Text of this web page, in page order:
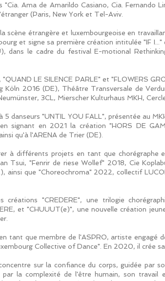
Ama de Amarildo Casiano, Cia. Fernando
(Paris, New York et Tel-Aviv.
scène étrangère et luxembourgeoise en
et signe sa première création intitulée "IF
dans le cadre du festival E-motional
LE SILENCE PARLE" et "FLOWERS
Köln 2016 (DE), Théâtre Transversale de
3CL, Mierscher Kulturhaus MKH,
5 danseurs "UNTIL YOU FALL", présentée au
signant en 2021 la création "HORS DE
qu'à l'ARENA de Trier (DE).
à différents projets en tant que chorégraphe
Tsui, "Fenrir de riese Wollef" 2018, Cie
ainsi que "Choreochroma" 2022, collectif
créations "CREDERE", une trilogie
et "CHUUUT(e)", une nouvelle création
tant que membre de l'ASPRO, artiste engagé
Collective of Dance". En 2020, il crée
sur la confiance du corps, guidée par
la complexité de l'être humain, son travail